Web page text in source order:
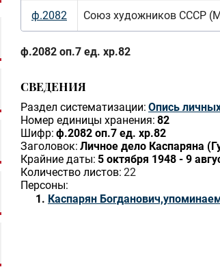
ф.2082
Союз художников СССР
ф.2082 оп.7 ед. хр.82
СВЕДЕНИЯ
Раздел систематизации: Опись
Номер единицы хранения: 82
Шифр: ф.2082 оп.7 ед. хр.82
Заголовок: Личное дело Каспаряна
Крайние даты: 5 октября 1948 - 9
Количество листов: 22
Персоны:
Каспарян